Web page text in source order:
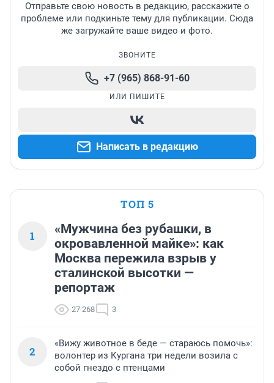
Отправьте свою новость в редакцию, расскажите о
проблеме или подкиньте тему для публикации. Сюда
же загружайте ваше видео и фото.
ЗВОНИТЕ
+7 (965) 868-91-60
ИЛИ ПИШИТЕ
Написать в редакцию
ТОП 5
1
«Мужчина без рубашки, в
окровавленной майке»: как
Москва пережила взрыв у
сталинской высотки —
репортаж
27 268 3
2
«Вижу животное в беде — стараюсь помочь»:
волонтер из Кургана три недели возила с
собой гнездо с птенцами